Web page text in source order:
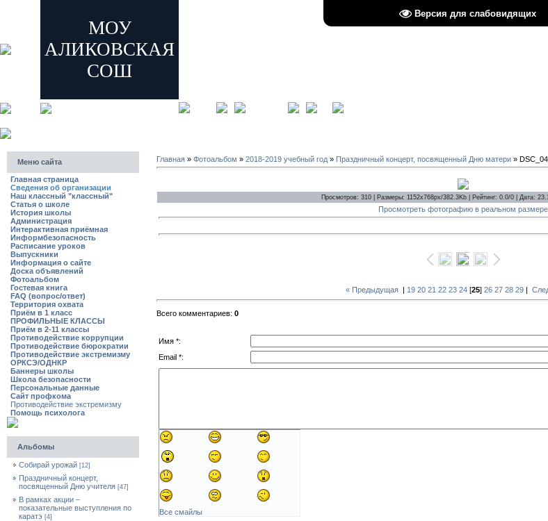
Версия для слабовидящих
МОУ
АЛИКОВСКАЯ
СОШ
Меню сайта
Главная страница
Сведения об организации
Наш классный "классный"
Статья о школе
История школы
Администрация
Интерактивная приёмная
Информбезопасность
Расписание уроков
Выпускники
Информация о сайте
Доска объявлений
Фотоальбом
Гостевая книга
FAQ (вопрос/ответ)
Территория охвата
Приём в 1 класс
ПРОФИЛЬНЫЕ КЛАССЫ
Приём в 2-11 классы
Противодействие коррупции
Противодействие бюрократии
Противодействие экстремизму
ОРКСЭ/ОДНКР
Баннеры школы
Школа безопасности
Персональные данные
Сайт профкома
Противодействие экстремизму
Помощь психолога
Альбомы
Собирай урожай [12]
Праздничный концерт,
посвященный Дню учителя [47]
В рамках акции –
показательные выступления по
каратэ [4]
Главная » Фотоальбом » 2018-2019 учебный год » Праздничный концерт, посвященный Дню матери »
Просмотров: 310 | Размеры: 1152x768px/382.3Kb | Рейтинг: 0.0/0 | Дата:
Просмотреть фотографию в реальном размере
« Предыдущая| 19 20 21 22 23 24[25] 26 27 28 29|
Всего комментариев: 0
Имя *:
Email *:
Все смайлы